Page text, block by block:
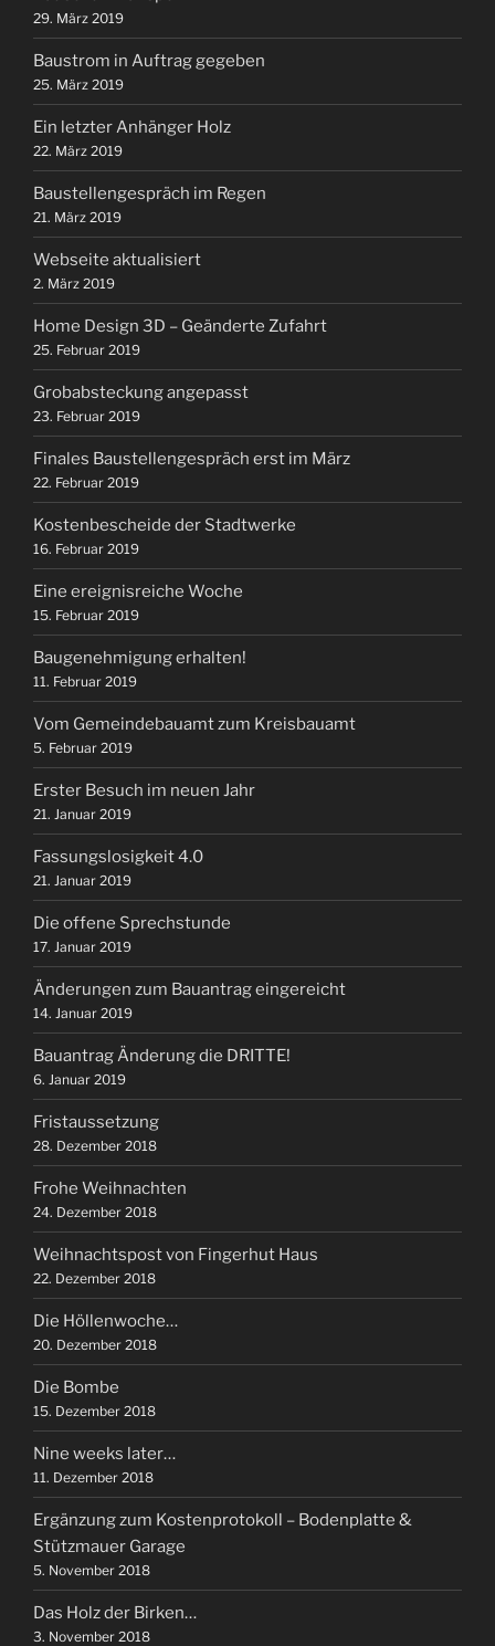
29. März 2019
Baustrom in Auftrag gegeben
25. März 2019
Ein letzter Anhänger Holz
22. März 2019
Baustellengespräch im Regen
21. März 2019
Webseite aktualisiert
2. März 2019
Home Design 3D – Geänderte Zufahrt
25. Februar 2019
Grobabsteckung angepasst
23. Februar 2019
Finales Baustellengespräch erst im März
22. Februar 2019
Kostenbescheide der Stadtwerke
16. Februar 2019
Eine ereignisreiche Woche
15. Februar 2019
Baugenehmigung erhalten!
11. Februar 2019
Vom Gemeindebauamt zum Kreisbauamt
5. Februar 2019
Erster Besuch im neuen Jahr
21. Januar 2019
Fassungslosigkeit 4.0
21. Januar 2019
Die offene Sprechstunde
17. Januar 2019
Änderungen zum Bauantrag eingereicht
14. Januar 2019
Bauantrag Änderung die DRITTE!
6. Januar 2019
Fristaussetzung
28. Dezember 2018
Frohe Weihnachten
24. Dezember 2018
Weihnachtspost von Fingerhut Haus
22. Dezember 2018
Die Höllenwoche…
20. Dezember 2018
Die Bombe
15. Dezember 2018
Nine weeks later…
11. Dezember 2018
Ergänzung zum Kostenprotokoll – Bodenplatte &
Stützmauer Garage
5. November 2018
Das Holz der Birken…
3. November 2018